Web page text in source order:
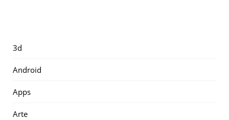
3d
Android
Apps
Arte